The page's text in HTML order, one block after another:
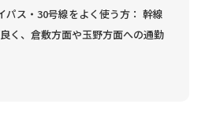
ス・30号線をよく使う方： 幹線
く、倉敷方面や玉野方面への通勤